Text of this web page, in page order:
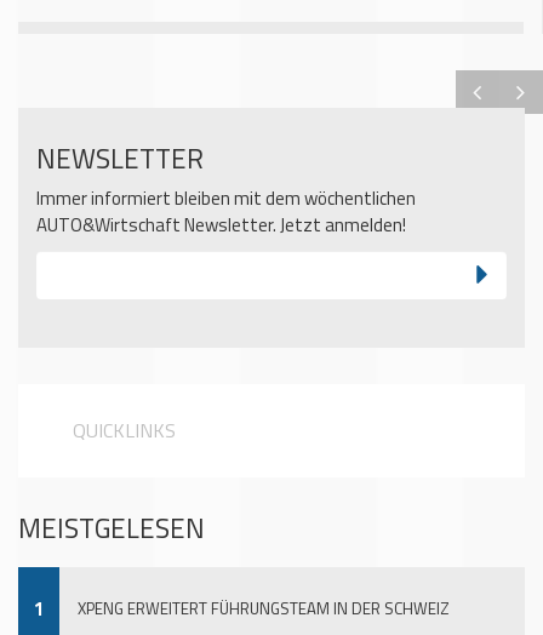
NEWSLETTER
Immer informiert bleiben mit dem wöchentlichen
AUTO&Wirtschaft Newsletter. Jetzt anmelden!
QUICKLINKS
MEISTGELESEN
1 XPENG ERWEITERT FÜHRUNGSTEAM IN DER SCHWEIZ